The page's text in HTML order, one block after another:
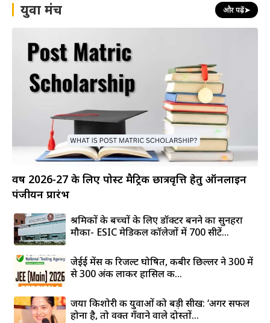
युवा मंच और पढ़ें➤
वर्ष 2026-27 के लिए पोस्ट मैट्रिक छात्रवृत्ति हेतु ऑनलाइन
पंजीयन प्रारंभ
श्रमिकों के बच्चों के लिए डॉक्टर बनने का सुनहरा
मौका- ESIC मेडिकल कॉलेजों में 700 सीटें...
जेईई मेंस की रिजल्ट घोषित, कबीर छिल्लर ने 300 में
से 300 अंक लाकर हासिल की...
जया किशोरी की युवाओं को बड़ी सीख: ‘अगर सफल
होना है, तो वक्त गँवाने वाले दोस्तों...